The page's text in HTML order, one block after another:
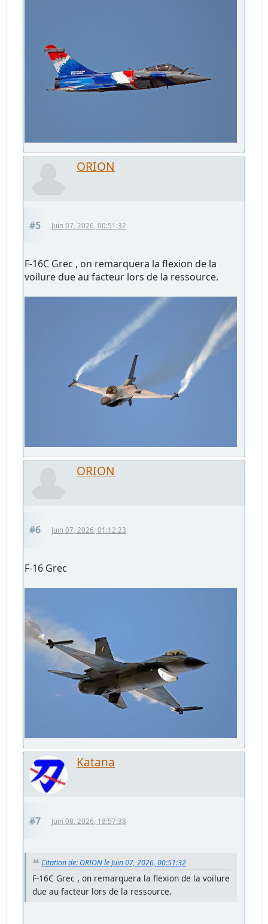
ORION
#5 Juin 07, 2026, 00:51:32
F-16C Grec , on remarquera la flexion de la
voilure due au facteur lors de la ressource.
ORION
#6 Juin 07, 2026, 01:12:23
F-16 Grec
Katana
#7 Juin 08, 2026, 18:57:38
Citation de: ORION le Juin 07, 2026, 00:51:32
F-16C Grec , on remarquera la flexion de la voilure
due au facteur lors de la ressource.